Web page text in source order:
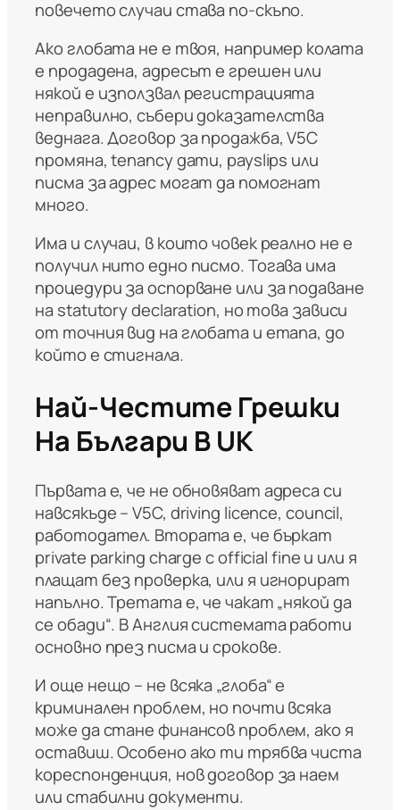
повечето случаи става по-скъпо.
Ако глобата не е твоя, например колата
е продадена, адресът е грешен или
някой е използвал регистрацията
неправилно, събери доказателства
веднага. Договор за продажба, V5C
промяна, tenancy дати, payslips или
писма за адрес могат да помогнат
много.
Има и случаи, в които човек реално не е
получил нито едно писмо. Тогава има
процедури за оспорване или за подаване
на statutory declaration, но това зависи
от точния вид на глобата и етапа, до
който е стигнала.
Най-Честите Грешки
На Българи В UK
Първата е, че не обновяват адреса си
навсякъде – V5C, driving licence, council,
работодател. Втората е, че бъркат
private parking charge с official fine и или я
плащат без проверка, или я игнорират
напълно. Третата е, че чакат „някой да
се обади“. В Англия системата работи
основно през писма и срокове.
И още нещо – не всяка „глоба“ е
криминален проблем, но почти всяка
може да стане финансов проблем, ако я
оставиш. Особено ако ти трябва чиста
кореспонденция, нов договор за наем
или стабилни документи.